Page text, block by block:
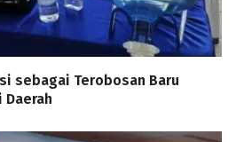
sebagai Terobosan Baru
Daerah